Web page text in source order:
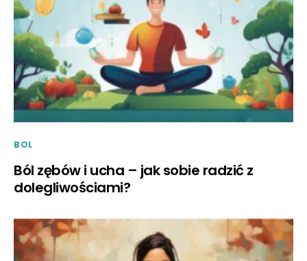
BOL
Ból zębów i ucha – jak sobie radzić z
dolegliwościami?